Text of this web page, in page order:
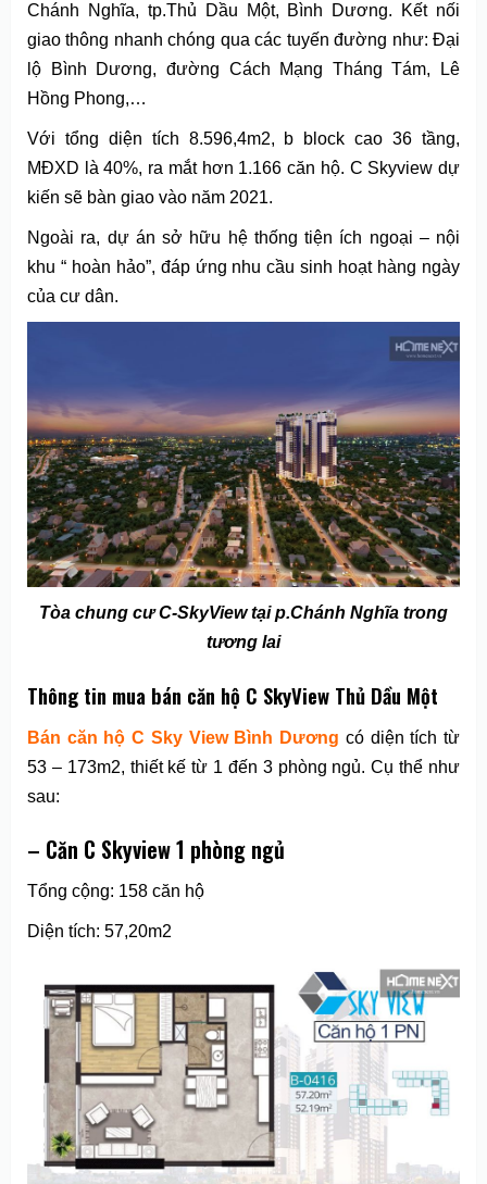
Chánh Nghĩa, tp.Thủ Dầu Một, Bình Dương. Kết nối
giao thông nhanh chóng qua các tuyến đường như: Đại
lộ Bình Dương, đường Cách Mạng Tháng Tám, Lê
Hồng Phong,…
Với tổng diện tích 8.596,4m2, b block cao 36 tầng,
MĐXD là 40%, ra mắt hơn 1.166 căn hộ. C Skyview dự
kiến sẽ bàn giao vào năm 2021.
Ngoài ra, dự án sở hữu hệ thống tiện ích ngoại – nội
khu “ hoàn hảo”, đáp ứng nhu cầu sinh hoạt hàng ngày
của cư dân.
Tòa chung cư C-SkyView tại p.Chánh Nghĩa trong
tương lai
Thông tin mua bán căn hộ C SkyView Thủ Dầu Một
Bán căn hộ C Sky View Bình Dương có diện tích từ
53 – 173m2, thiết kế từ 1 đến 3 phòng ngủ. Cụ thể như
sau:
– Căn C Skyview 1 phòng ngủ
Tổng cộng: 158 căn hộ
Diện tích: 57,20m2